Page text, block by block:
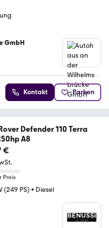
GmbH
Kontakt Parken
Defender 110 Terra
A8
€
Preis
(249 PS) • Diesel